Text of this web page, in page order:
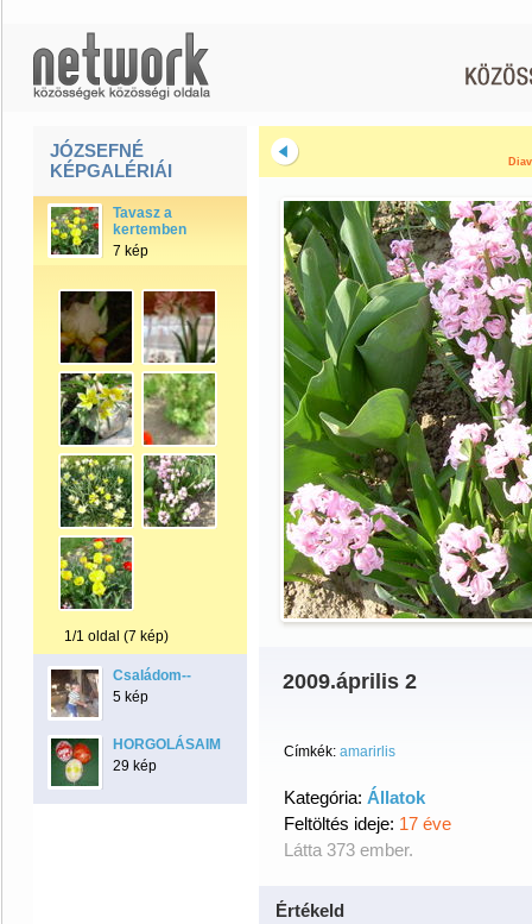
JÓZSEFNÉ
KÉPGALÉRIÁI
Tavasz a
kertemben
7 kép
1/1 oldal (7 kép)
Családom--
5 kép
HORGOLÁSAIM
29 kép
2009.április 2
Címkék: amarirlis
Kategória: Állatok
Feltöltés ideje: 17 éve
Látta 373 ember.
Értékeld